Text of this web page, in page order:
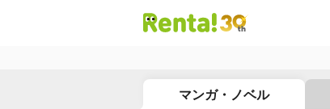
マンガ・ノベル